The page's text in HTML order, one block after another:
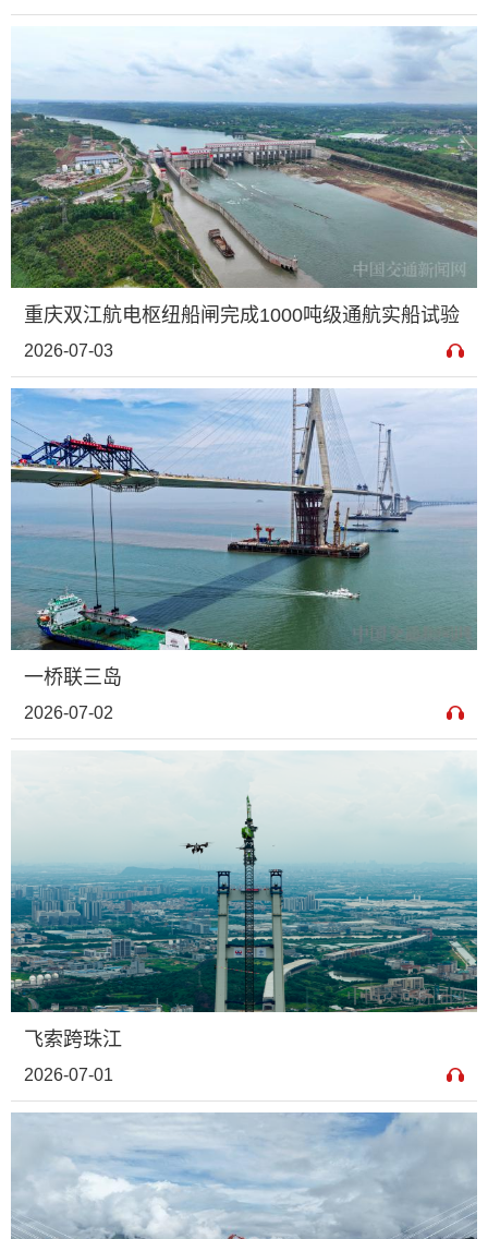
重庆双江航电枢纽船闸完成1000吨级通航实船试验
2026-07-03
一桥联三岛
2026-07-02
飞索跨珠江
2026-07-01